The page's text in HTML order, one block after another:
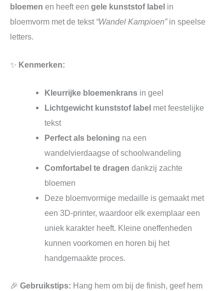
bloemen en heeft een gele kunststof label in
bloemvorm met de tekst “Wandel Kampioen”in speelse
letters.
✨ Kenmerken:
Kleurrijke bloemenkrans in geel
Lichtgewicht kunststof label met feestelijke
tekst
Perfect als beloning na een
wandelvierdaagse of schoolwandeling
Comfortabel te dragen dankzij zachte
bloemen
Deze bloemvormige medaille is gemaakt met
een 3D‑printer, waardoor elk exemplaar een
uniek karakter heeft. Kleine oneffenheden
kunnen voorkomen en horen bij het
handgemaakte proces.
🎉 Gebruikstips: Hang hem om bij de finish, geef hem